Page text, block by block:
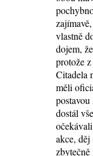
vlastně
dojem,
protože
Citadela
měli
dostál
akce,